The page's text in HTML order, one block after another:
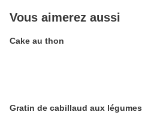
Vous aimerez aussi
Cake au thon
Gratin de cabillaud aux légumes